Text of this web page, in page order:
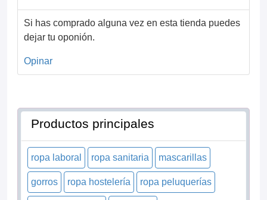
Si has comprado alguna vez en esta tienda puedes
dejar tu oponión.
Opinar
Productos principales
ropa laboral ropa sanitaria mascarillas
gorros ropa hostelería ropa peluquerías